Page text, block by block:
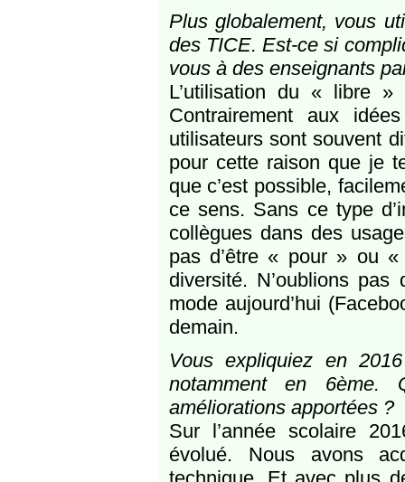
Plus globalement, vous
des TICE. Est-ce si
vous à des enseignants
L’utilisation du « libre »
Contrairement aux
utilisateurs sont souvent
pour cette raison que je
que c’est possible,
ce sens. Sans ce type
collègues dans des
pas d’être « pour » ou
diversité. N’oublions
mode aujourd’hui
demain.
Vous expliquiez en
notamment en 6ème.
améliorations apportées ?
Sur l’année scolaire
évolué. Nous avons